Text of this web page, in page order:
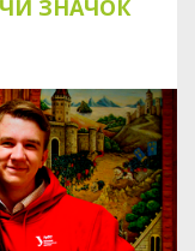
ЗНАЧОК